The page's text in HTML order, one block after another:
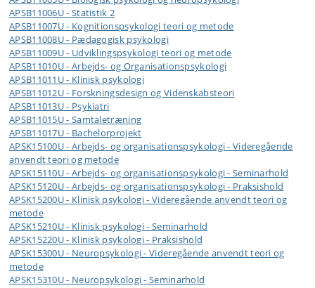
APSB11006U - Statistik 2
APSB11007U - Kognitionspsykologi teori og metode
APSB11008U - Pædagogisk psykologi
APSB11009U - Udviklingspsykologi teori og metode
APSB11010U - Arbejds- og Organisationspsykologi
APSB11011U - Klinisk psykologi
APSB11012U - Forskningsdesign og Videnskabsteori
APSB11013U - Psykiatri
APSB11015U - Samtaletræning
APSB11017U - Bachelorprojekt
APSK15100U - Arbejds- og organisationspsykologi - Videregående
anvendt teori og metode
APSK15110U - Arbejds- og organisationspsykologi - Seminarhold
APSK15120U - Arbejds- og organisationspsykologi - Praksishold
APSK15200U - Klinisk psykologi - Videregående anvendt teori og
metode
APSK15210U - Klinisk psykologi - Seminarhold
APSK15220U - Klinisk psykologi - Praksishold
APSK15300U - Neuropsykologi - Videregående anvendt teori og
metode
APSK15310U - Neuropsykologi - Seminarhold